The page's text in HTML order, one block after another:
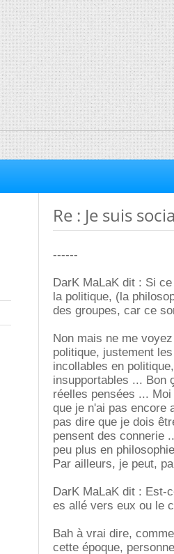
Re : Je suis
------
DarK MaLaK dit : Si
la politique, (la
des groupes, car ce
Non mais ne me
politique, justement
incollables en
insupportables ... Bon
réelles pensées ...
que je n'ai pas encore
pas dire que je dois
pensent des connerie
peu plus en
Par ailleurs, je peut,
DarK MaLaK dit : Est-
es allé vers eux ou le
Bah à vrai dire,
cette époque,